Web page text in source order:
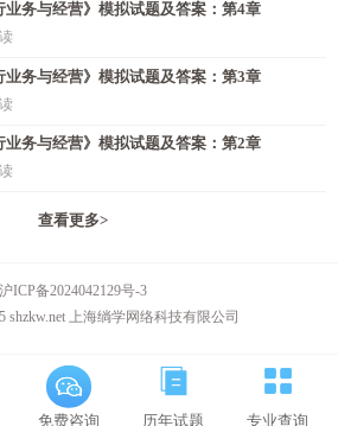
务与经营》模拟试题及答案：第4章
务与经营》模拟试题及答案：第3章
务与经营》模拟试题及答案：第2章
查看更多>
沪ICP备2024042129号-3
shzkw.net 上海绱学网络科技有限公司
免费咨询 历年试题 专业查询